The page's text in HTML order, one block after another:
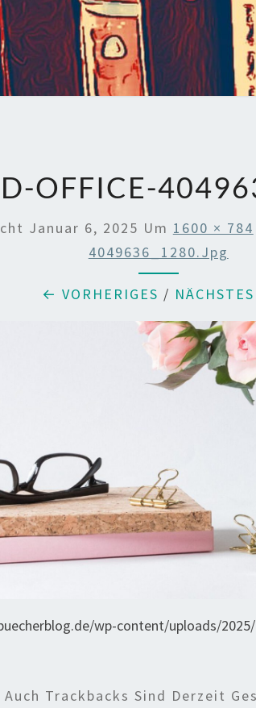
OFFICE-
Januar 6, 2025 Um 1600 × 784
4049636_1280.jpg
← VORHERIGES /
wp-content/uploads/
Trackbacks Sind Derzeit